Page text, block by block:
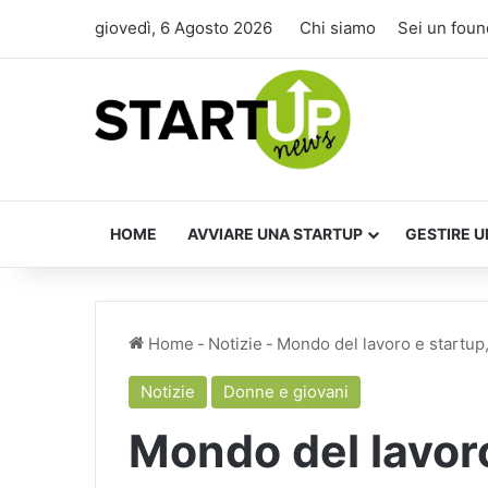
giovedì, 6 Agosto 2026 Chi siamo Sei un
HOME AVVIARE UNA STARTUP GESTIRE
Home - Notizie - Mondo del lavoro e
Notizie Donne e giovani
Mondo del